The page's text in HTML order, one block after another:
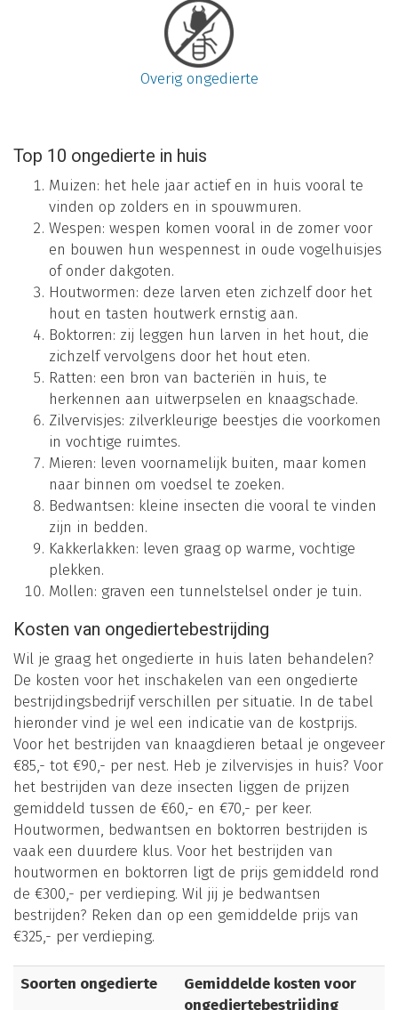
Overig ongedierte
Top 10 ongedierte in huis
Muizen: het hele jaar actief en in huis vooral te
vinden op zolders en in spouwmuren.
Wespen: wespen komen vooral in de zomer voor
en bouwen hun wespennest in oude vogelhuisjes
of onder dakgoten.
Houtwormen: deze larven eten zichzelf door het
hout en tasten houtwerk ernstig aan.
Boktorren: zij leggen hun larven in het hout, die
zichzelf vervolgens door het hout eten.
Ratten: een bron van bacteriën in huis, te
herkennen aan uitwerpselen en knaagschade.
Zilvervisjes: zilverkleurige beestjes die voorkomen
in vochtige ruimtes.
Mieren: leven voornamelijk buiten, maar komen
naar binnen om voedsel te zoeken.
Bedwantsen: kleine insecten die vooral te vinden
zijn in bedden.
Kakkerlakken: leven graag op warme, vochtige
plekken.
Mollen: graven een tunnelstelsel onder je tuin.
Kosten van ongediertebestrijding
Wil je graag het ongedierte in huis laten behandelen?
De kosten voor het inschakelen van een ongedierte
bestrijdingsbedrijf verschillen per situatie. In de tabel
hieronder vind je wel een indicatie van de kostprijs.
Voor het bestrijden van knaagdieren betaal je ongeveer
€85,- tot €90,- per nest. Heb je zilvervisjes in huis? Voor
het bestrijden van deze insecten liggen de prijzen
gemiddeld tussen de €60,- en €70,- per keer.
Houtwormen, bedwantsen en boktorren bestrijden is
vaak een duurdere klus. Voor het bestrijden van
houtwormen en boktorren ligt de prijs gemiddeld rond
de €300,- per verdieping. Wil jij je bedwantsen
bestrijden? Reken dan op een gemiddelde prijs van
€325,- per verdieping.
Soorten ongedierte
Gemiddelde kosten voor
ongediertebestrijding